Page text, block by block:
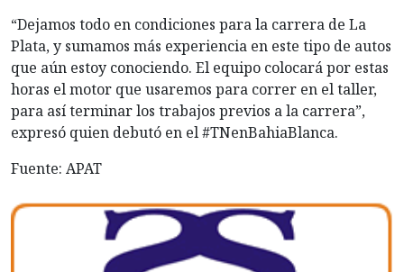
“Dejamos todo en condiciones para la carrera de La
Plata, y sumamos más experiencia en este tipo de autos
que aún estoy conociendo. El equipo colocará por estas
horas el motor que usaremos para correr en el taller,
para así terminar los trabajos previos a la carrera”,
expresó quien debutó en el #TNenBahiaBlanca.
Fuente: APAT